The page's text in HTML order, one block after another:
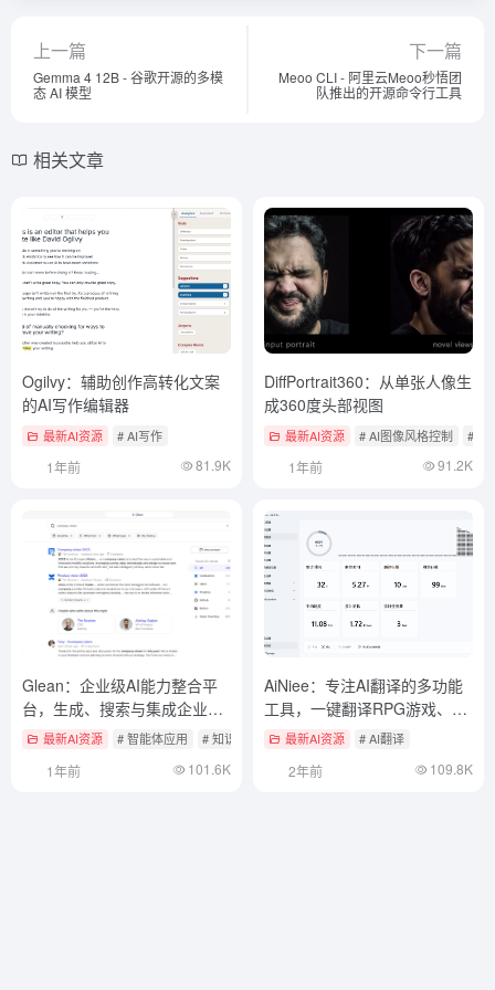
上一篇
Gemma 4 12B - 谷歌开源的多模
态 AI 模型
下一篇
Meoo CLI - 阿里云Meoo秒悟团
队推出的开源命令行工具
相关文章
Ogilvy：辅助创作高转化文案
的AI写作编辑器
最新AI资源 # AI写作
1年前 81.9K
DiffPortrait360：从单张人像生
成360度头部视图
最新AI资源 # AI图像风格控制 # AI
1年前 91.2K
Glean：企业级AI能力整合平
台，生成、搜索与集成企业物
料，自动化工作场景流程
最新AI资源 # 智能体应用 # 知识检索与RAG框架
1年前 101.6K
AiNiee：专注AI翻译的多功能
工具，一键翻译RPG游戏、
Epub/TXT小说/Srt Lrc字幕
最新AI资源 # AI翻译
2年前 109.8K